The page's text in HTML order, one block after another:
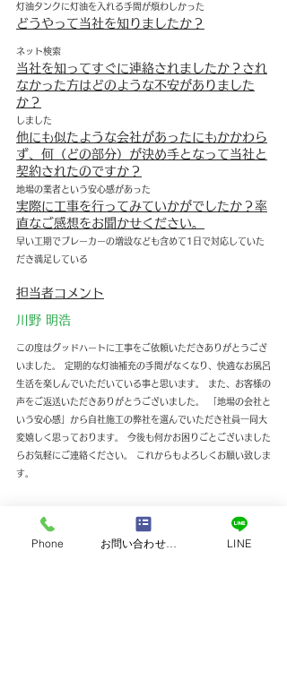
灯油タンクに灯油を入れる手間が煩わしかった
どうやって当社を知りましたか？
ネット検索
当社を知ってすぐに連絡されましたか？され
なかった方はどのような不安がありました
か？
しました
他にも似たような会社があったにもかかわら
ず、何（どの部分）が決め手となって当社と
契約されたのですか？
地場の業者という安心感があった
実際に工事を行ってみていかがでしたか？率
直なご感想をお聞かせください。
早い工期でブレーカーの増設なども含めて1日で対応していた
だき満足している
担当者コメント
川野 明浩
この度はグッドハートに工事をご依頼いただきありがとうござ
いました。 定期的な灯油補充の手間がなくなり、快適なお風呂
生活を楽しんでいただいている事と思います。 また、お客様の
声をご返送いただきありがとうございました。 「地場の会社と
いう安心感」から自社施工の弊社を選んでいただき社員一同大
変嬉しく思っております。 今後も何かお困りごとございました
らお気軽にご連絡ください。 これからもよろしくお願い致しま
す。
最新記事 すべて表示
Phone お問い合わせフォーム LINE